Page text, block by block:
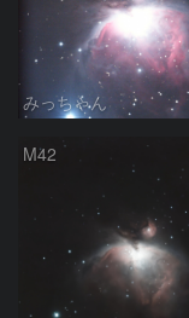
みっちゃん
M42